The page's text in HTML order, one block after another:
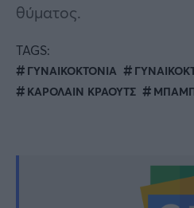
θύματος.
TAGS:
ΓΥΝΑΙΚΟΚΤΟΝΙΑ
ΚΑΡΟΛΑΙΝ ΚΡΑΟΥΤΣ